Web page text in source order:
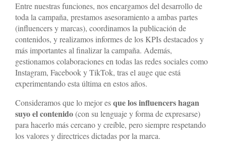
Entre nuestras funciones, nos encargamos del desarrollo de
toda la campaña, prestamos asesoramiento a ambas partes
(influencers y marcas), coordinamos la publicación de
contenidos, y realizamos informes de los KPIs destacados y
más importantes al finalizar la campaña. Además,
gestionamos colaboraciones en todas las redes sociales como
Instagram, Facebook y TikTok, tras el auge que está
experimentando esta última en estos años.
Consideramos que lo mejor esque los influencers hagan
suyo el contenido(con su lenguaje y forma de expresarse)
para hacerlo más cercano y creíble, pero siempre respetando
los valores y directrices dictadas por la marca.